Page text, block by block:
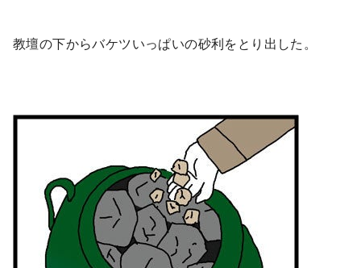
教壇の下からバケツいっぱいの砂利をとり出した。